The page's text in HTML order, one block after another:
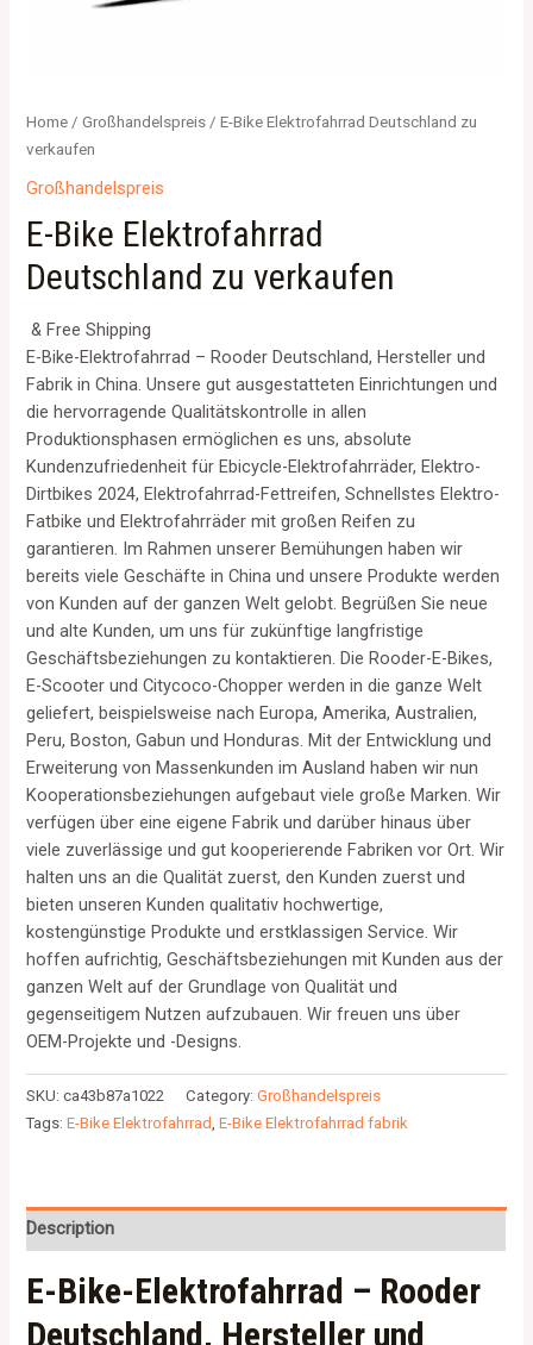
Home /Großhandelspreis / E-Bike Elektrofahrrad Deutschland zu
verkaufen
Großhandelspreis
E-Bike Elektrofahrrad
Deutschland zu verkaufen
& Free Shipping
E-Bike-Elektrofahrrad – Rooder Deutschland, Hersteller und
Fabrik in China. Unsere gut ausgestatteten Einrichtungen und
die hervorragende Qualitätskontrolle in allen
Produktionsphasen ermöglichen es uns, absolute
Kundenzufriedenheit für Ebicycle-Elektrofahrräder, Elektro-
Dirtbikes 2024, Elektrofahrrad-Fettreifen, Schnellstes Elektro-
Fatbike und Elektrofahrräder mit großen Reifen zu
garantieren. Im Rahmen unserer Bemühungen haben wir
bereits viele Geschäfte in China und unsere Produkte werden
von Kunden auf der ganzen Welt gelobt. Begrüßen Sie neue
und alte Kunden, um uns für zukünftige langfristige
Geschäftsbeziehungen zu kontaktieren. Die Rooder-E-Bikes,
E-Scooter und Citycoco-Chopper werden in die ganze Welt
geliefert, beispielsweise nach Europa, Amerika, Australien,
Peru, Boston, Gabun und Honduras. Mit der Entwicklung und
Erweiterung von Massenkunden im Ausland haben wir nun
Kooperationsbeziehungen aufgebaut viele große Marken. Wir
verfügen über eine eigene Fabrik und darüber hinaus über
viele zuverlässige und gut kooperierende Fabriken vor Ort. Wir
halten uns an die Qualität zuerst, den Kunden zuerst und
bieten unseren Kunden qualitativ hochwertige,
kostengünstige Produkte und erstklassigen Service. Wir
hoffen aufrichtig, Geschäftsbeziehungen mit Kunden aus der
ganzen Welt auf der Grundlage von Qualität und
gegenseitigem Nutzen aufzubauen. Wir freuen uns über
OEM-Projekte und -Designs.
SKU:ca43b87a1022 Category:Großhandelspreis
Tags:E-Bike Elektrofahrrad,E-Bike Elektrofahrrad fabrik
Description
E-Bike-Elektrofahrrad – Rooder
Deutschland, Hersteller und